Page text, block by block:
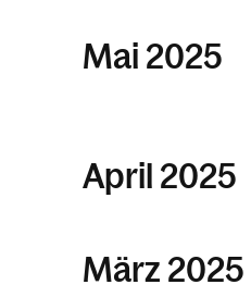
Mai 2025
April 2025
März 2025